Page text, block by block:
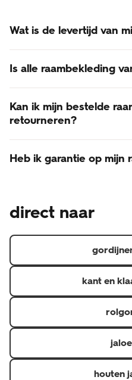
Wat is de levertijd van
Voor alle raamdecoratie
weken.
Is alle raambekleding
Ja, alle raambekleding van
gestelde normen voor
Kan ik mijn bestelde
retourneren?
Retourneren van op maat
helaas niet mogelijk.
Neem dan contact op de
raamdecoratie hebt gekocht.
Heb ik garantie op mijn
Hierdoor heb je 5 jaar
(confectioneren is het op
direct naar
kant en
houten